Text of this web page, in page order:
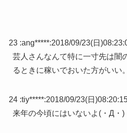
23 :ang*****:2018/09/23(日
芸人さんなんて特に一寸先は闇
るときに稼いでおいた方がいい。
24 :tiy*****:2018/09/23(日
来年の今頃にはいないよ(・Д・)